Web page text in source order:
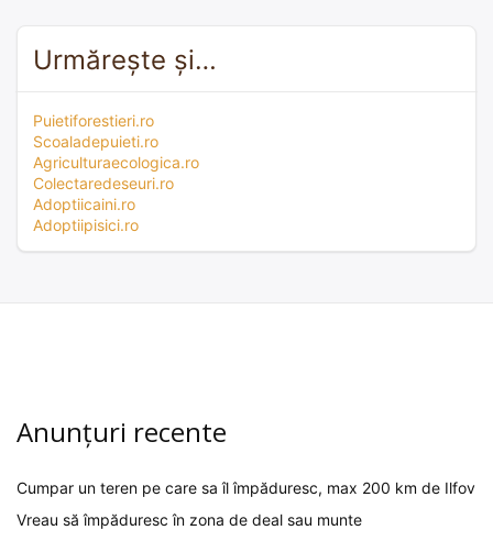
Urmărește și…
Puietiforestieri.ro
Scoaladepuieti.ro
Agriculturaecologica.ro
Colectaredeseuri.ro
Adoptiicaini.ro
Adoptiipisici.ro
Anunțuri recente
Cumpar un teren pe care sa îl împăduresc, max 200 km de Ilfov
Vreau să împăduresc în zona de deal sau munte